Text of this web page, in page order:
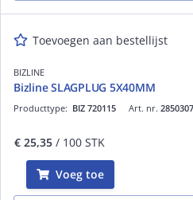
Toevoegen aan bestellijst
BIZLINE
Bizline SLAGPLUG 5X40MM
Art. nr.
Producttype: BIZ 720115
€ 25,35 / 100 STK
Voeg toe